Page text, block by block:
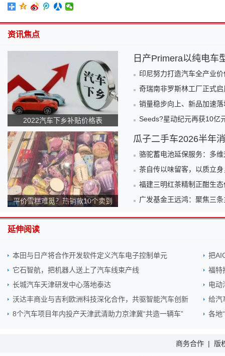
资讯焦点
2022汽车下乡补贴价格表
平价雪糕难觅？热销款10个卖到
日产Primera以纯电车
印尼努力打造汽车全产业
奇瑞南非罗斯林工厂正式启
销量稳步向上、新品加速
Seeds?星动纪元再获10亿
瓜子二手车2026半年
骆驼蓄电池延保服务：多
茶自传以味留客，以质立
福建三明红茶精制正酣生态
广发基金王远鸿：聚焦三
延伸阅读
本田与日产将合作开发软件定义汽车电子控制单元
把
它石智航，把机器人送上了汽车线束产线
福特
长城汽车天津研发中心落地泰达
电动
沃达丰商业与吉利欧洲科技深化合作，共驱智能汽车创新
给汽
8个汽车项目年内投产天津武清助力京津冀“共造一辆车”
各地
商务合作 | 版